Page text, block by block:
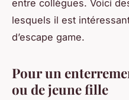
entre collègues. Voici
lesquels il est
d’escape game.
Pour un
ou de jeune fille